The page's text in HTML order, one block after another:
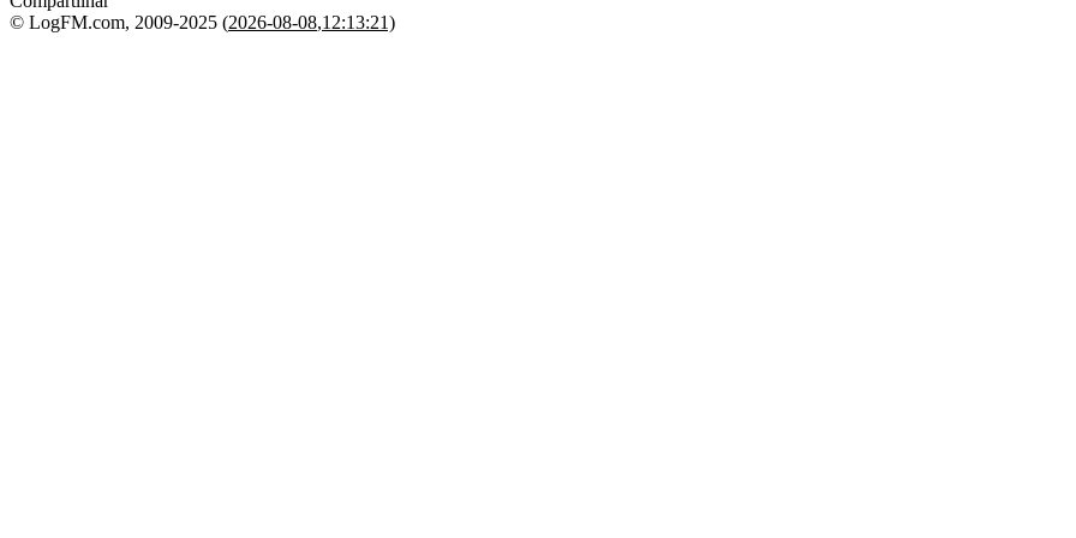
© LogFM.com, 2009-2025 (2026-08-08,12:13:21)